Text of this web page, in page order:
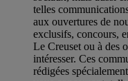
telles
aux ouvertures de
exclusifs, concours,
Le Creuset ou à des
intéresser. Ces
rédigées